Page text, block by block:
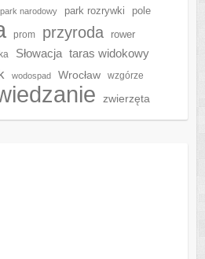
park narodowy park rozrywki
pole
prom przyroda
rower
Słowacja taras widokowy
wodospad Wrocław wzgórze
zwierzęta